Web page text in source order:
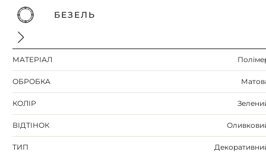
БЕЗЕЛЬ
МАТЕРІАЛ
ОБРОБКА
КОЛІР
ВІДТІНОК
ТИП